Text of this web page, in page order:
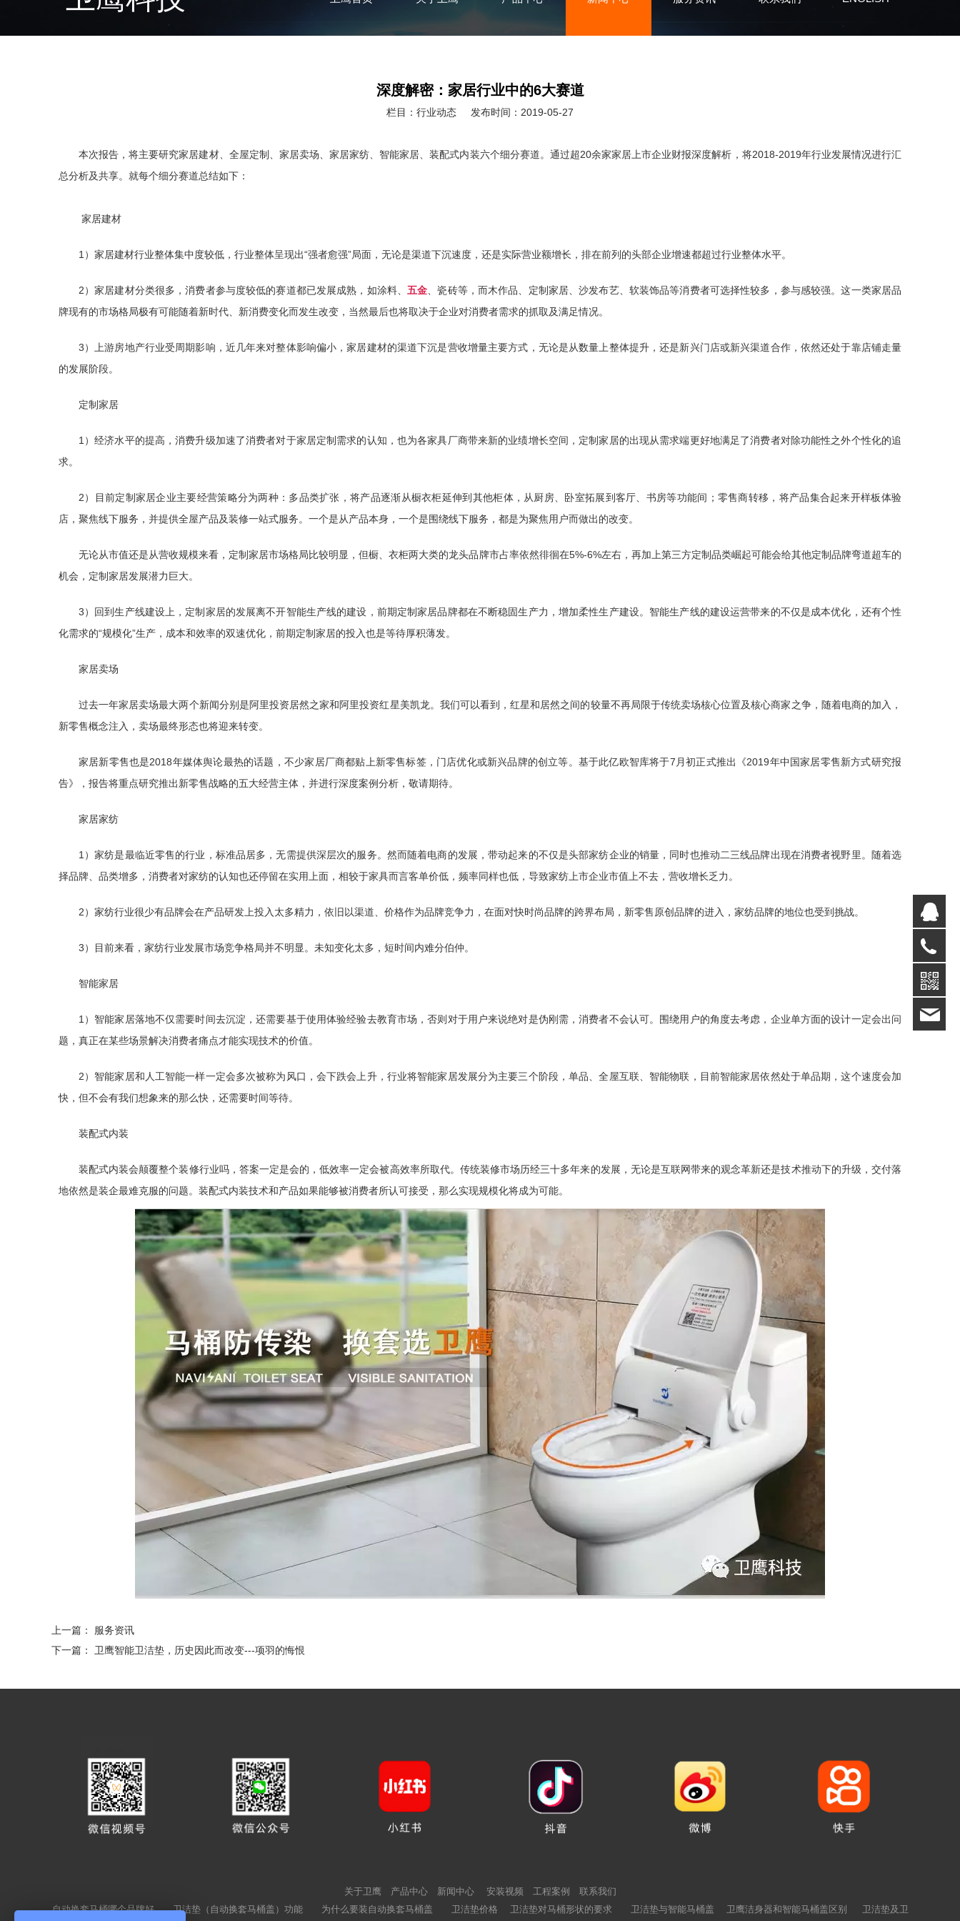
深度解密：家居行业中的6大赛道
栏目：行业动态 发布时间：2019-05-27
本次报告，将主要研究家居建材、全屋定制、家居卖场、家居家纺、智能家居、装配式内装六个细分赛道。通过超20余家家居上市企业财报深度解析，将2018-2019年行业发展情况进行汇
总分析及共享。就每个细分赛道总结如下：
家居建材
1）家居建材行业整体集中度较低，行业整体呈现出“强者愈强”局面，无论是渠道下沉速度，还是实际营业额增长，排在前列的头部企业增速都超过行业整体水平。
2）家居建材分类很多，消费者参与度较低的赛道都已发展成熟，如涂料、五金、瓷砖等，而木作品、定制家居、沙发布艺、软装饰品等消费者可选择性较多，参与感较强。这一类家居品
牌现有的市场格局极有可能随着新时代、新消费变化而发生改变，当然最后也将取决于企业对消费者需求的抓取及满足情况。
3）上游房地产行业受周期影响，近几年来对整体影响偏小，家居建材的渠道下沉是营收增量主要方式，无论是从数量上整体提升，还是新兴门店或新兴渠道合作，依然还处于靠店铺走量
的发展阶段。
定制家居
1）经济水平的提高，消费升级加速了消费者对于家居定制需求的认知，也为各家具厂商带来新的业绩增长空间，定制家居的出现从需求端更好地满足了消费者对除功能性之外个性化的追
求。
2）目前定制家居企业主要经营策略分为两种：多品类扩张，将产品逐渐从橱衣柜延伸到其他柜体，从厨房、卧室拓展到客厅、书房等功能间；零售商转移，将产品集合起来开样板体验
店，聚焦线下服务，并提供全屋产品及装修一站式服务。一个是从产品本身，一个是围绕线下服务，都是为聚焦用户而做出的改变。
无论从市值还是从营收规模来看，定制家居市场格局比较明显，但橱、衣柜两大类的龙头品牌市占率依然徘徊在5%-6%左右，再加上第三方定制品类崛起可能会给其他定制品牌弯道超车的
机会，定制家居发展潜力巨大。
3）回到生产线建设上，定制家居的发展离不开智能生产线的建设，前期定制家居品牌都在不断稳固生产力，增加柔性生产建设。智能生产线的建设运营带来的不仅是成本优化，还有个性
化需求的“规模化”生产，成本和效率的双速优化，前期定制家居的投入也是等待厚积薄发。
家居卖场
过去一年家居卖场最大两个新闻分别是阿里投资居然之家和阿里投资红星美凯龙。我们可以看到，红星和居然之间的较量不再局限于传统卖场核心位置及核心商家之争，随着电商的加入，
新零售概念注入，卖场最终形态也将迎来转变。
家居新零售也是2018年媒体舆论最热的话题，不少家居厂商都贴上新零售标签，门店优化或新兴品牌的创立等。基于此亿欧智库将于7月初正式推出《2019年中国家居零售新方式研究报
告》，报告将重点研究推出新零售战略的五大经营主体，并进行深度案例分析，敬请期待。
家居家纺
1）家纺是最临近零售的行业，标准品居多，无需提供深层次的服务。然而随着电商的发展，带动起来的不仅是头部家纺企业的销量，同时也推动二三线品牌出现在消费者视野里。随着选
择品牌、品类增多，消费者对家纺的认知也还停留在实用上面，相较于家具而言客单价低，频率同样也低，导致家纺上市企业市值上不去，营收增长乏力。
2）家纺行业很少有品牌会在产品研发上投入太多精力，依旧以渠道、价格作为品牌竞争力，在面对快时尚品牌的跨界布局，新零售原创品牌的进入，家纺品牌的地位也受到挑战。
3）目前来看，家纺行业发展市场竞争格局并不明显。未知变化太多，短时间内难分伯仲。
智能家居
1）智能家居落地不仅需要时间去沉淀，还需要基于使用体验经验去教育市场，否则对于用户来说绝对是伪刚需，消费者不会认可。围绕用户的角度去考虑，企业单方面的设计一定会出问
题，真正在某些场景解决消费者痛点才能实现技术的价值。
2）智能家居和人工智能一样一定会多次被称为风口，会下跌会上升，行业将智能家居发展分为主要三个阶段，单品、全屋互联、智能物联，目前智能家居依然处于单品期，这个速度会加
快，但不会有我们想象来的那么快，还需要时间等待。
装配式内装
装配式内装会颠覆整个装修行业吗，答案一定是会的，低效率一定会被高效率所取代。传统装修市场历经三十多年来的发展，无论是互联网带来的观念革新还是技术推动下的升级，交付落
地依然是装企最难克服的问题。装配式内装技术和产品如果能够被消费者所认可接受，那么实现规模化将成为可能。
上一篇： 服务资讯
下一篇： 卫鹰智能卫洁垫，历史因此而改变---项羽的悔恨
关于卫鹰 产品中心 新闻中心 安装视频 工程案例
联系我们
自动换套马桶哪个品牌好
卫洁垫（自动换套马桶盖）功能 为什么要装自动换套马桶盖 卫洁垫价格 卫洁垫对马桶形状的要求 卫洁垫与智能马桶盖 卫鹰洁身器和智能马桶盖区别
卫洁垫及卫